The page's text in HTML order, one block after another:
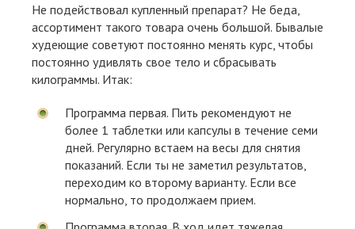
Не подействовал купленный препарат? Не беда,
ассортимент такого товара очень большой. Бывалые
худеющие советуют постоянно менять курс, чтобы
постоянно удивлять свое тело и сбрасывать
килограммы. Итак:
Программа первая. Пить рекомендуют не
более 1 таблетки или капсулы в течение семи
дней. Регулярно встаем на весы для снятия
показаний. Если ты не заметил результатов,
переходим ко второму варианту. Если все
нормально, то продолжаем прием.